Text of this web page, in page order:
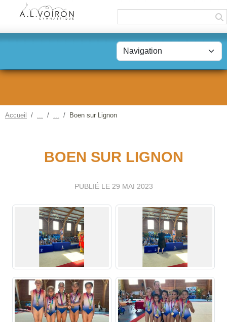
Accueil Boen sur Lignon
BOEN SUR LIGNON
PUBLIÉ LE 29 MAI 2023
Panneau de gestion des cookies